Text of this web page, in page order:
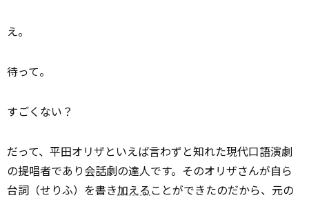
え。
待って。
すごくない？
だって、平田オリザといえば言わずと知れた現代口語演劇
の提唱者であり会話劇の達人です。そのオリザさんが自ら
台詞（せりふ）を書き加えることができたのだから、元の